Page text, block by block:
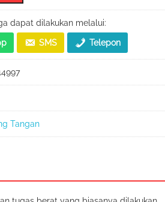
dapat dilakukan melalui:
SMS Telepon
Tangan